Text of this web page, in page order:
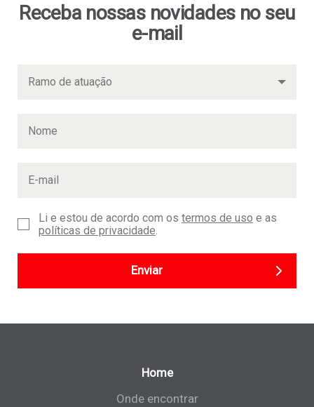
Receba nossas novidades no seu
e-mail
Li e estou de acordo com os termos de uso e as
políticas de privacidade
Enviar
Home
Onde encontrar